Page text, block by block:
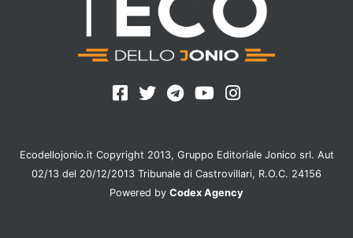
Ecodellojonio.it Copyright 2013, Gruppo Editoriale Jonico srl. Aut
02/13 del 20/12/2013 Tribunale di Castrovillari, R.O.C. 24156
Powered by Codex Agency